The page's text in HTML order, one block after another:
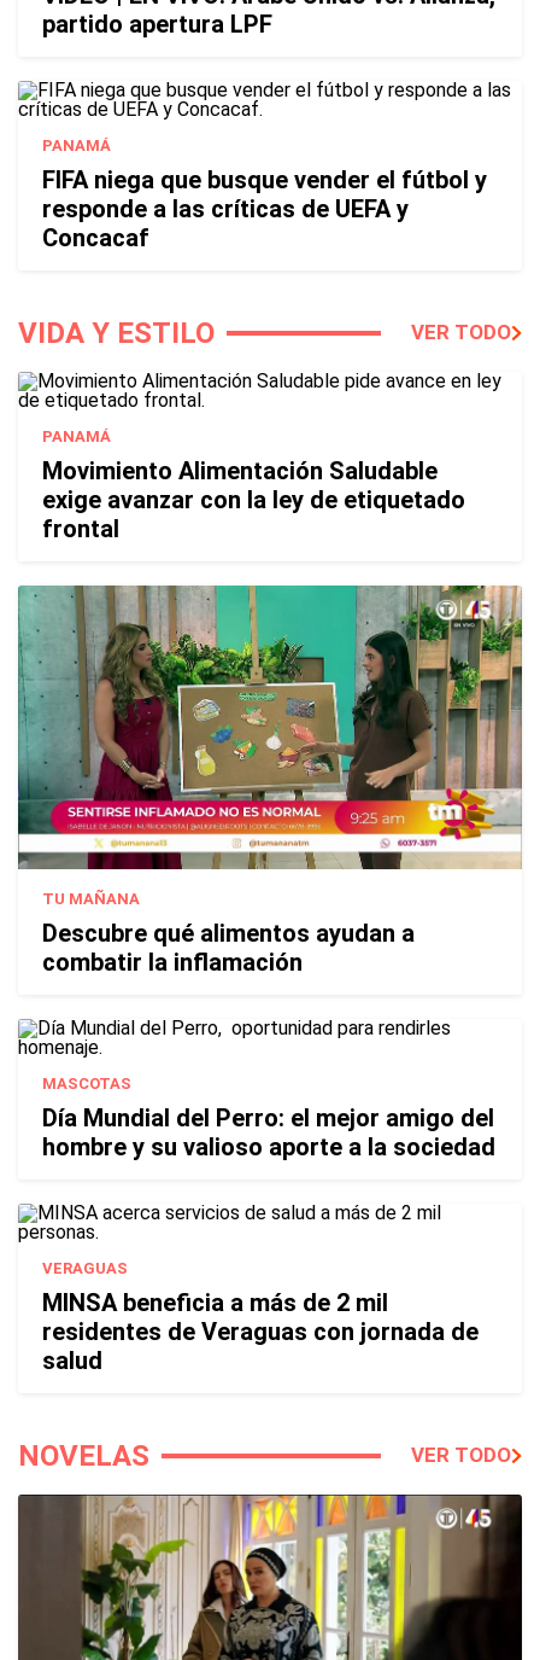
partido apertura LPF
PANAMÁ
FIFA niega que busque vender el fútbol y
responde a las críticas de UEFA y
Concacaf
VIDA Y ESTILO VER TODO
PANAMÁ
Movimiento Alimentación Saludable
exige avanzar con la ley de etiquetado
frontal
TU MAÑANA
Descubre qué alimentos ayudan a
combatir la inflamación
MASCOTAS
Día Mundial del Perro: el mejor amigo del
hombre y su valioso aporte a la sociedad
VERAGUAS
MINSA beneficia a más de 2 mil
residentes de Veraguas con jornada de
salud
NOVELAS VER TODO